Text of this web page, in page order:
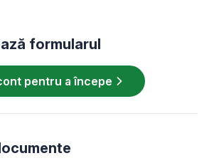
formularul
pentru a începe